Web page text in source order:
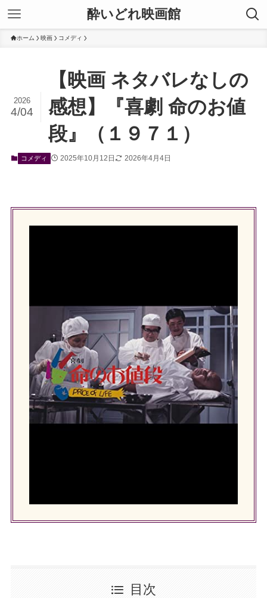
酔いどれ映画館
ホーム 映画 コメディ
【映画 ネタバレなしの
感想】『喜劇 命のお値
段』（１９７１）
2026
4/04
コメディ 2025年10月12日 2026年4月4日
目次